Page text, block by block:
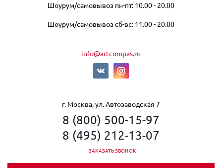
Шоурум/самовывоз пн-пт: 10.00 - 20.00
Шоурум/самовывоз сб-вс: 11.00 - 20.00
info@artcompas.ru
г. Москва, ул. Автозаводская 7
8 (800) 500-15-97
8 (495) 212-13-07
ЗАКАЗАТЬ ЗВОНОК